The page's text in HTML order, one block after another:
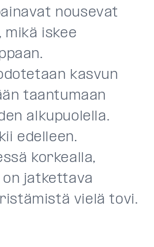
nousevat
mikä iskee
kasvun
taantumaan
alkupuolella.
edelleen.
korkealla,
on jatkettava
vielä tovi.